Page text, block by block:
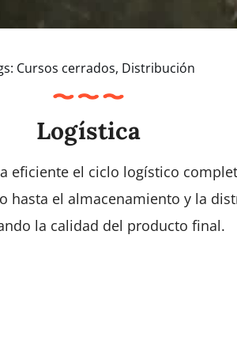
Cursos cerrados, Distribución
Logística
eficiente el ciclo logístico
hasta el almacenamiento y la
la calidad del producto final.